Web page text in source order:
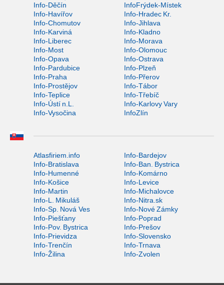
Info-Děčín
InfoFrýdek-Místek
Info-Havířov
Info-Hradec Kr.
Info-Chomutov
Info-Jihlava
Info-Karviná
Info-Kladno
Info-Liberec
Info-Morava
Info-Most
Info-Olomouc
Info-Opava
Info-Ostrava
Info-Pardubice
Info-Plzeň
Info-Praha
Info-Přerov
Info-Prostějov
Info-Tábor
Info-Teplice
Info-Třebíč
Info-Ústí n.L.
Info-Karlovy Vary
Info-Vysočina
InfoZlín
Atlasfiriem.info
Info-Bardejov
Info-Bratislava
Info-Ban. Bystrica
Info-Humenné
Info-Komárno
Info-Košice
Info-Levice
Info-Martin
Info-Michalovce
Info-L. Mikuláš
Info-Nitra.sk
Info-Sp. Nová Ves
Info-Nové Zámky
Info-Piešťany
Info-Poprad
Info-Pov. Bystrica
Info-Prešov
Info-Prievidza
Info-Slovensko
Info-Trenčín
Info-Trnava
Info-Žilina
Info-Zvolen